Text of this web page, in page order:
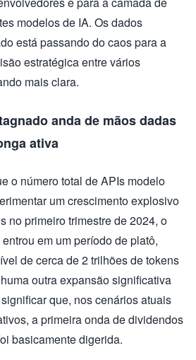
modelos de IA. Os dados
está passando do caos para a
estratégica entre vários
mais clara.
anda de mãos dadas
ativa
o número total de APIs modelo
um crescimento explosivo
no primeiro trimestre de 2024, o
em um período de platô,
de cerca de 2 trilhões de tokens
outra expansão significativa
que, nos cenários atuais
a primeira onda de dividendos
basicamente digerida.